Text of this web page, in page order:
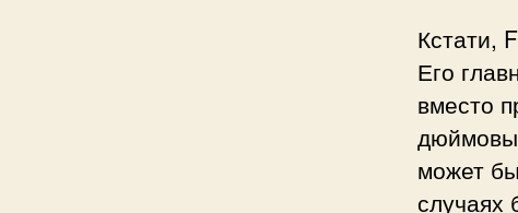
Кстати,
Его
вместо
может
случаях